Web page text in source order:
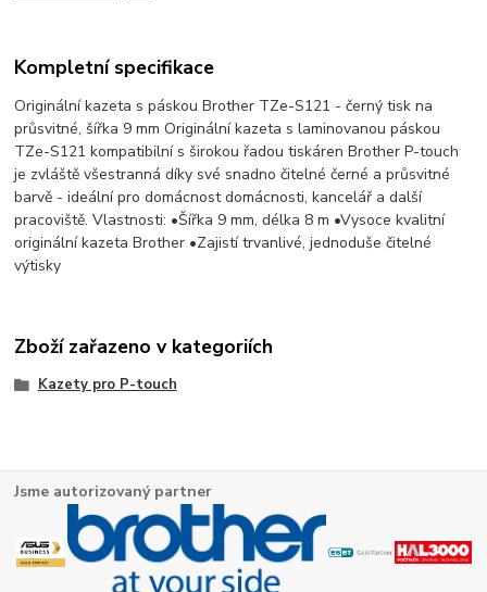
Kompletní specifikace
Originální kazeta s páskou Brother TZe-S121 - černý tisk na
průsvitné, šířka 9 mm Originální kazeta s laminovanou páskou
TZe-S121 kompatibilní s širokou řadou tiskáren Brother P-touch
je zvláště všestranná díky své snadno čitelné černé a průsvitné
barvě - ideální pro domácnost domácnosti, kancelář a další
pracoviště. Vlastnosti: •Šířka 9 mm, délka 8 m •Vysoce kvalitní
originální kazeta Brother •Zajistí trvanlivé, jednoduše čitelné
výtisky
Zboží zařazeno v kategoriích
Kazety pro P-touch
Jsme autorizovaný partner